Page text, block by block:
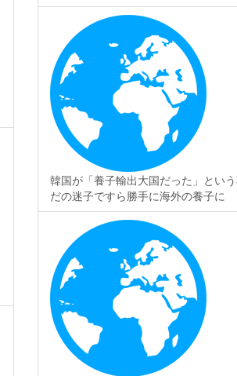
韓国が「養子輸出大国だった」とい
だの迷子ですら勝手に海外の養子に